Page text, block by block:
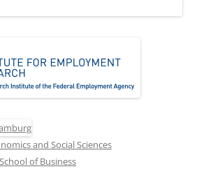
and Social Sciences
of Business